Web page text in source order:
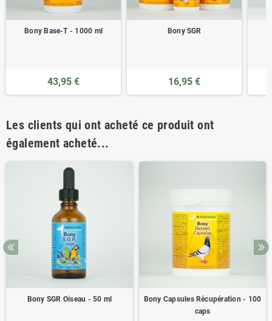
Bony Base-T - 1000 ml
43,95 €
Bony SGR
16,95 €
Les clients qui ont acheté ce produit ont
également acheté...
Bony SGR Oiseau - 50 ml
Bony Capsules Récupération - 100
caps